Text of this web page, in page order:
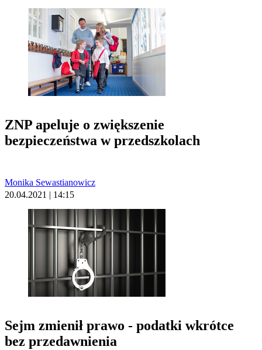
ZNP apeluje o zwiększenie
bezpieczeństwa w przedszkolach
Monika Sewastianowicz
20.04.2021 | 14:15
Sejm zmienił prawo - podatki wkrótce
bez przedawnienia